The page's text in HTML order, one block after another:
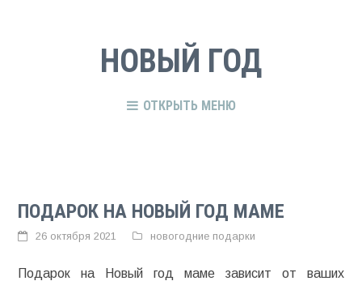
НОВЫЙ ГОД
ОТКРЫТЬ МЕНЮ
ПОДАРОК НА НОВЫЙ ГОД МАМЕ
26 октября 2021 новогодние подарки
Подарок на Новый год маме зависит от ваших